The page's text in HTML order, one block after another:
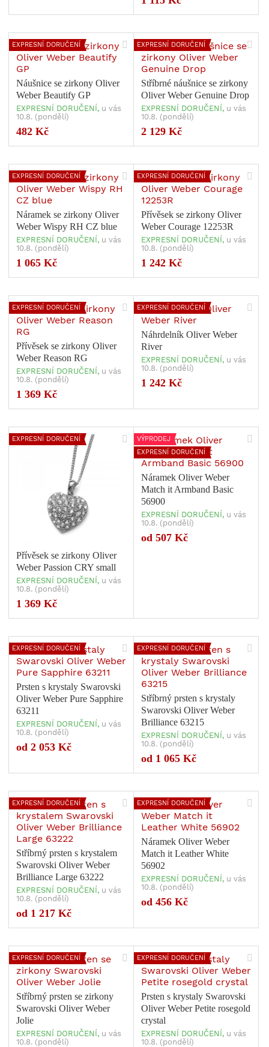
EXPRESNÍ DORUČENÍ
Náušnice se zirkony Oliver
Weber Beautify GP
EXPRESNÍ DORUČENÍ, u vás
10.8. (pondělí)
482 Kč
EXPRESNÍ DORUČENÍ
Stříbrné náušnice se zirkony
Oliver Weber Genuine Drop
EXPRESNÍ DORUČENÍ, u vás
10.8. (pondělí)
2 129 Kč
EXPRESNÍ DORUČENÍ
Náramek se zirkony Oliver
Weber Wispy RH CZ blue
EXPRESNÍ DORUČENÍ, u vás
10.8. (pondělí)
1 065 Kč
EXPRESNÍ DORUČENÍ
Přívěsek se zirkony Oliver
Weber Courage 12253R
EXPRESNÍ DORUČENÍ, u vás
10.8. (pondělí)
1 242 Kč
EXPRESNÍ DORUČENÍ
Přívěsek se zirkony Oliver
Weber Reason RG
EXPRESNÍ DORUČENÍ, u vás
10.8. (pondělí)
1 369 Kč
EXPRESNÍ DORUČENÍ
Náhrdelník Oliver Weber
River
EXPRESNÍ DORUČENÍ, u vás
10.8. (pondělí)
1 242 Kč
EXPRESNÍ DORUČENÍ
Přívěsek se zirkony Oliver
Weber Passion CRY small
EXPRESNÍ DORUČENÍ, u vás
10.8. (pondělí)
1 369 Kč
VÝPRODEJ
EXPRESNÍ DORUČENÍ
Náramek Oliver Weber
Match it Armband Basic
56900
EXPRESNÍ DORUČENÍ, u vás
10.8. (pondělí)
od 507 Kč
EXPRESNÍ DORUČENÍ
Prsten s krystaly Swarovski
Oliver Weber Pure Sapphire
63211
EXPRESNÍ DORUČENÍ, u vás
10.8. (pondělí)
od 2 053 Kč
EXPRESNÍ DORUČENÍ
Stříbrný prsten s krystaly
Swarovski Oliver Weber
Brilliance 63215
EXPRESNÍ DORUČENÍ, u vás
10.8. (pondělí)
od 1 065 Kč
Počet variant: 1
EXPRESNÍ DORUČENÍ
Stříbrný prsten s krystalem
Swarovski Oliver Weber
Brilliance Large 63222
EXPRESNÍ DORUČENÍ, u vás
10.8. (pondělí)
od 1 217 Kč
Počet variant: 1
EXPRESNÍ DORUČENÍ
Náramek Oliver Weber
Match it Leather White
56902
EXPRESNÍ DORUČENÍ, u vás
10.8. (pondělí)
od 456 Kč
EXPRESNÍ DORUČENÍ
Stříbrný prsten se zirkony
Swarovski Oliver Weber
Jolie
EXPRESNÍ DORUČENÍ, u vás
10.8. (pondělí)
EXPRESNÍ DORUČENÍ
Prsten s krystaly Swarovski
Oliver Weber Petite rosegold
crystal
EXPRESNÍ DORUČENÍ, u vás
10.8. (pondělí)